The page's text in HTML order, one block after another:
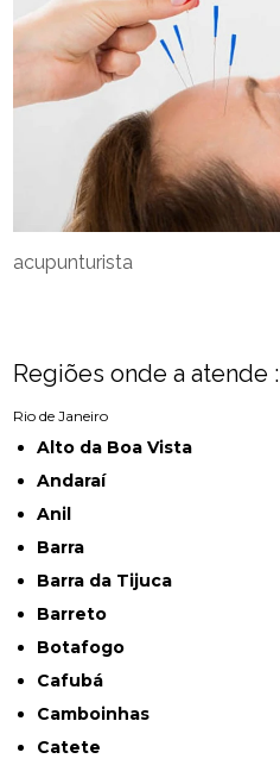
acupunturista
Regiões onde a atende :
Rio de Janeiro
Alto da Boa Vista
Andaraí
Anil
Barra
Barra da Tijuca
Barreto
Botafogo
Cafubá
Camboinhas
Catete